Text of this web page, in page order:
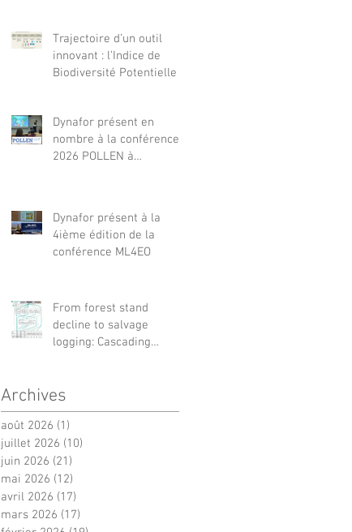
Trajectoire d’un outil
innovant : l’Indice de
Biodiversité Potentielle
Dynafor présent en
nombre à la conférence
2026 POLLEN à
Dynafor présent à la
4ième édition de la
conférence ML4EO
From forest stand
decline to salvage
logging: Cascading
Archives
août 2026 (1)
juillet 2026 (10)
juin 2026 (21)
mai 2026 (12)
avril 2026 (17)
mars 2026 (17)